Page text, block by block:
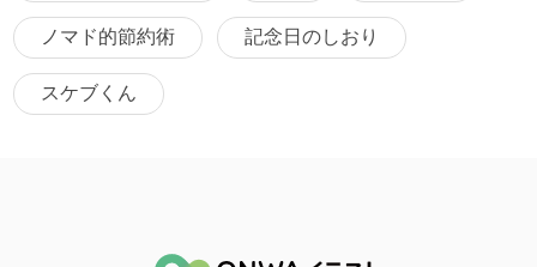
ノマド的節約術 記念日のしおり
スケブくん